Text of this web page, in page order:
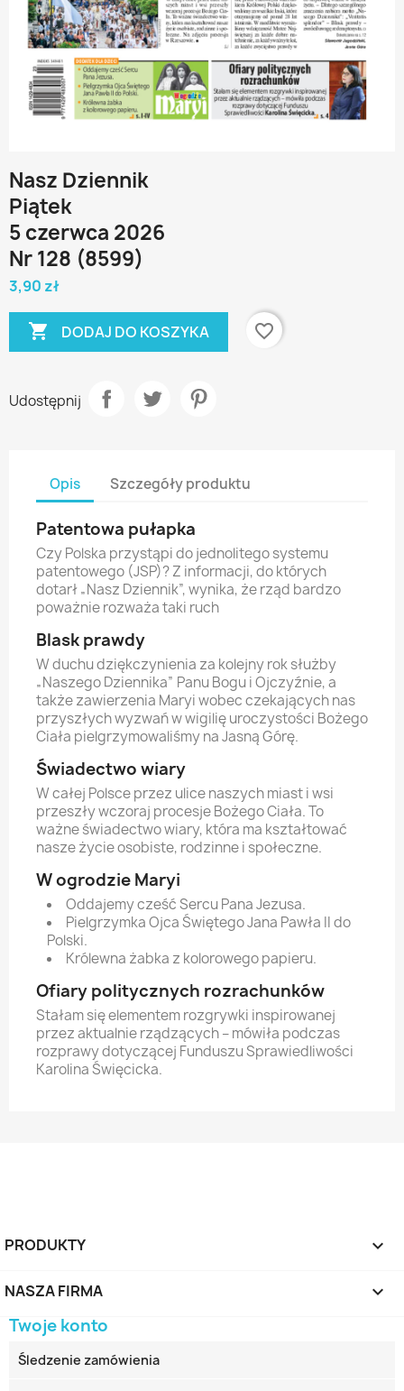
Nasz Dziennik
Piątek
5 czerwca 2026
Nr 128 (8599)
3,90 zł
 DODAJ DO KOSZYKA favorite_border
Udostępnij
Opis Szczegóły produktu
Patentowa pułapka
Czy Polska przystąpi do jednolitego systemu
patentowego (JSP)? Z informacji, do których
dotarł „Nasz Dziennik”, wynika, że rząd bardzo
poważnie rozważa taki ruch
Blask prawdy
W duchu dziękczynienia za kolejny rok służby
„Naszego Dziennika” Panu Bogu i Ojczyźnie, a
także zawierzenia Maryi wobec czekających nas
przyszłych wyzwań w wigilię uroczystości Bożego
Ciała pielgrzymowaliśmy na Jasną Górę.
Świadectwo wiary
W całej Polsce przez ulice naszych miast i wsi
przeszły wczoraj procesje Bożego Ciała. To
ważne świadectwo wiary, która ma kształtować
nasze życie osobiste, rodzinne i społeczne.
W ogrodzie Maryi
Oddajemy cześć Sercu Pana Jezusa.
Pielgrzymka Ojca Świętego Jana Pawła II do
Polski.
Królewna żabka z kolorowego papieru.
Ofiary politycznych rozrachunków
Stałam się elementem rozgrywki inspirowanej
przez aktualnie rządzących – mówiła podczas
rozprawy dotyczącej Funduszu Sprawiedliwości
Karolina Święcicka.
PRODUKTY 
NASZA FIRMA 
Twoje konto
Śledzenie zamówienia